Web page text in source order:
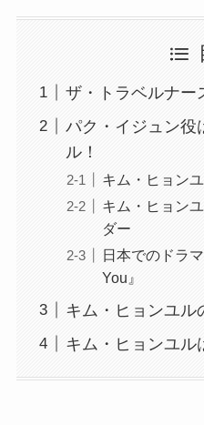
ザ・トラベルナー
パク・イジュン役
ル！
キム・ヒョン
キム・ヒョン
ダー
日本でのドラ
You』
キム・ヒョンユル
キム・ヒョンユル